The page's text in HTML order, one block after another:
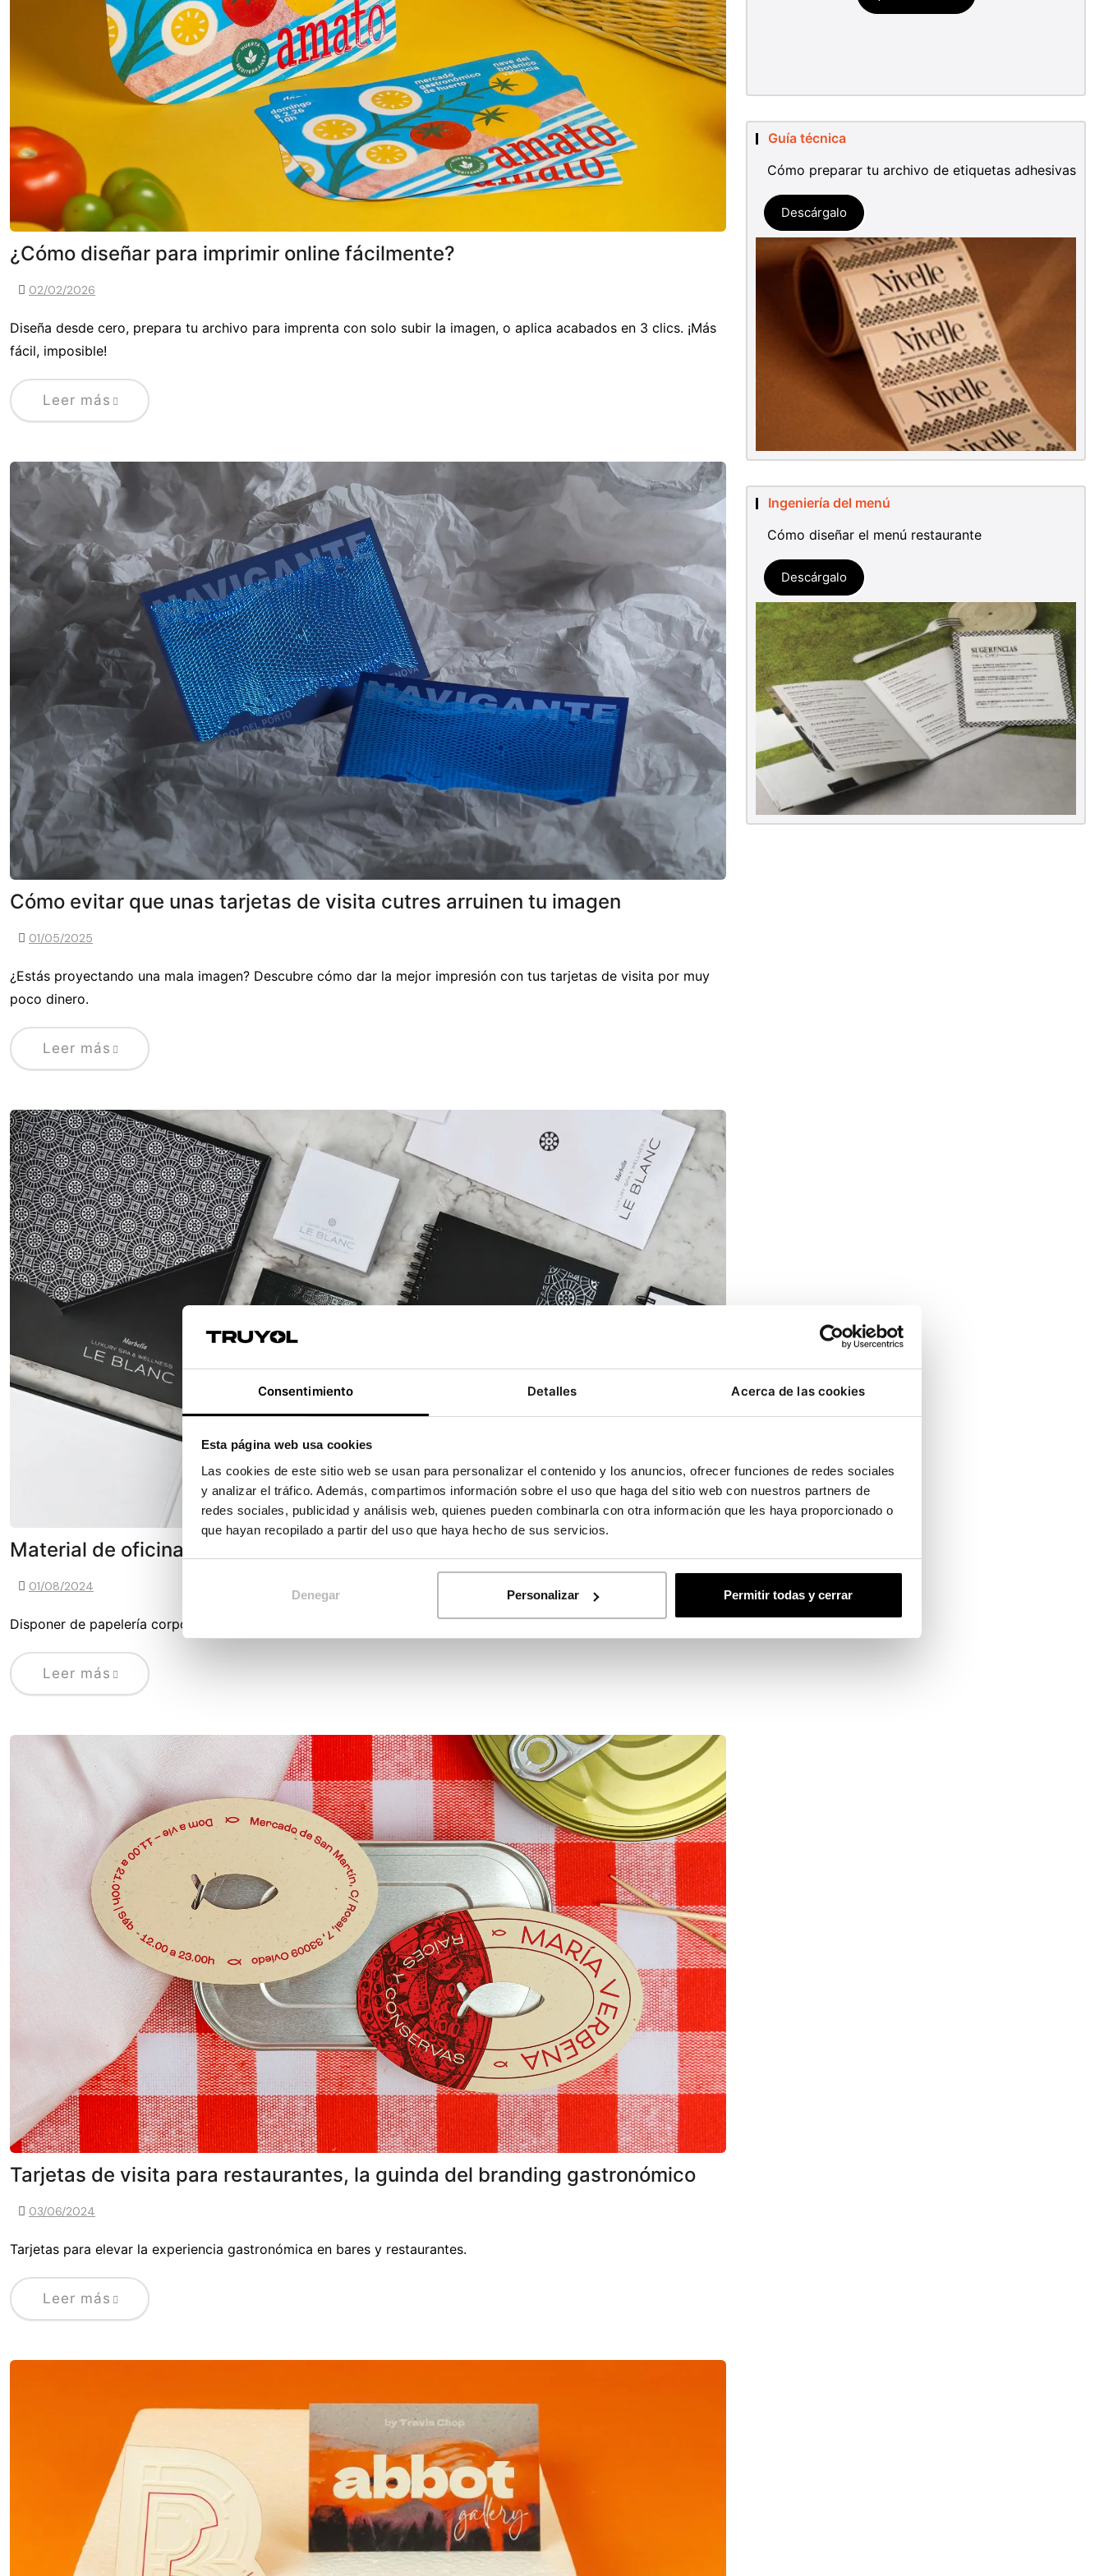
Consentimiento Detalles Acerca de las cookies
Esta página web usa cookies
Las cookies de este sitio web se usan para personalizar el contenido y los anuncios, ofrecer funciones de redes sociales
y analizar el tráfico. Además, compartimos información sobre el uso que haga del sitio web con nuestros partners de
redes sociales, publicidad y análisis web, quienes pueden combinarla con otra información que les haya proporcionado o
que hayan recopilado a partir del uso que haya hecho de sus servicios.
Denegar Personalizar Permitir todas y cerrar
¿Cómo diseñar para imprimir online fácilmente?
02/02/2026
Diseña desde cero, prepara tu archivo para imprenta con solo subir la imagen, o aplica acabados en 3 clics. ¡Más
fácil, imposible!
Leer más
Cómo evitar que unas tarjetas de visita cutres arruinen tu imagen
01/05/2025
¿Estás proyectando una mala imagen? Descubre cómo dar la mejor impresión con tus tarjetas de visita por muy
poco dinero.
Leer más
Material de oficina personalizado para proyectar la imagen de tu empresa
01/08/2024
Disponer de papelería corporativa personalizada es fundamental.
Leer más
Tarjetas de visita para restaurantes, la guinda del branding gastronómico
03/06/2024
Tarjetas para elevar la experiencia gastronómica en bares y restaurantes.
Leer más
Guía técnica
Cómo preparar tu archivo de etiquetas adhesivas
Descárgalo
Ingeniería del menú
Cómo diseñar el menú restaurante
Descárgalo